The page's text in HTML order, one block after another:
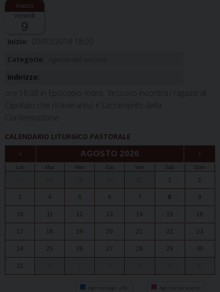
venerdì
9
Inizio: 09/03/2018 18:00
Categorie:
Indirizzo:
ore 18,00 in Episcopio mons. Vescovo incontra i ragazzi di
Cipollato che riceveranno il Sacramento della
Confermazione
CALENDARIO LITURGICO PASTORALE
‹ AGOSTO 2026 ›
Lun Mar Mer Gio Ven Sab Dom
1 2
3 4 5 6 7 8 9
10 11 12 13 14 15 16
17 18 19 20 21 22 23
24 25 26 27 28 29 30
31
Agenda degli uffici Agenda del vescovo